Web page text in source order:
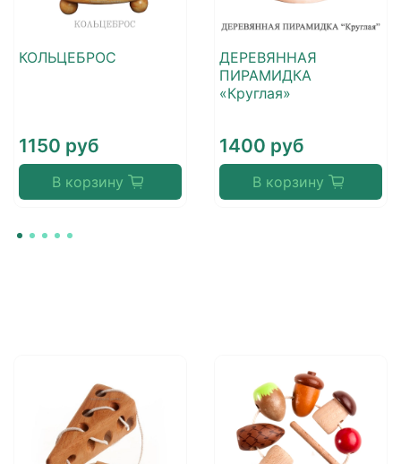
КОЛЬЦЕБРОС
1150 руб
В корзину
ДЕРЕВЯННАЯ
ПИРАМИДКА
«Круглая»
1400 руб
В корзину